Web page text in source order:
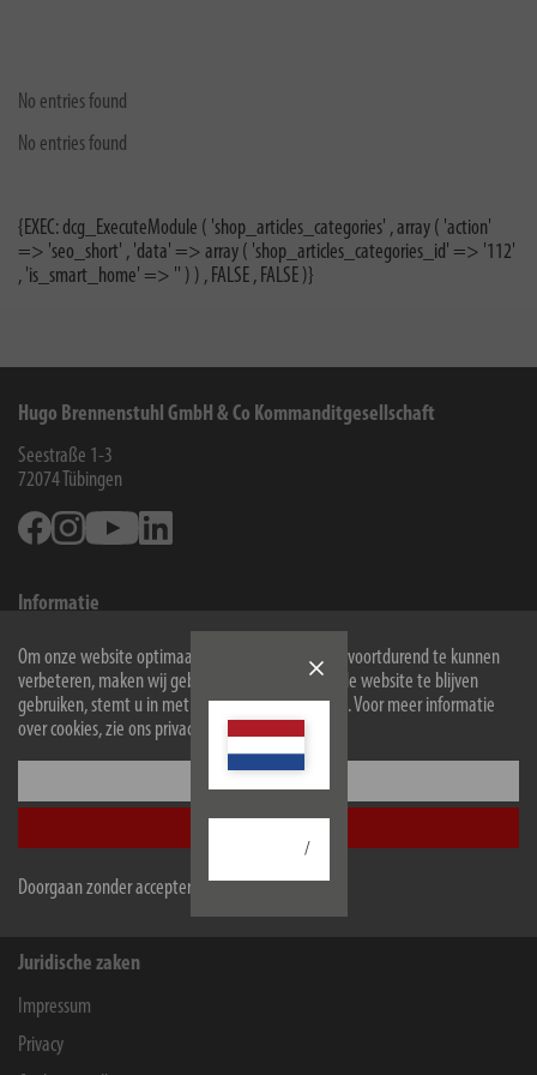
Om onze website optimaal voor u in te richten en voortdurend te kunnen
verbeteren, maken wij gebruik van cookies. Door de website te blijven
gebruiken, stemt u in met het gebruik van cookies. Voor meer informatie
over cookies, zie ons privacybeleid.
Doorgaan zonder accepteren
/
No entries found
No entries found
{EXEC: dcg_ExecuteModule ( 'shop_articles_categories' , array ( 'action'
=> 'seo_short' , 'data' => array ( 'shop_articles_categories_id' => '112'
, 'is_smart_home' => '' ) ) , FALSE , FALSE )}
Hugo Brennenstuhl GmbH & Co Kommanditgesellschaft
Seestraße 1-3
72074 Tübingen
FacebookInstagramYoutube
Informatie
Contact voor eindgebruikers
Service
Onderneming
Winkeliers en bedrijven
B2B-Portal
Contact for companies
Juridische zaken
Impressum
Privacy